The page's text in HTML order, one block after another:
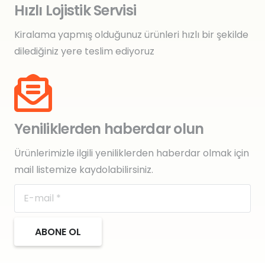
Hızlı Lojistik Servisi
Kiralama yapmış olduğunuz ürünleri hızlı bir şekilde
dilediğiniz yere teslim ediyoruz
Yeniliklerden haberdar olun
Ürünlerimizle ilgili yeniliklerden haberdar olmak için
mail listemize kaydolabilirsiniz.
ABONE OL